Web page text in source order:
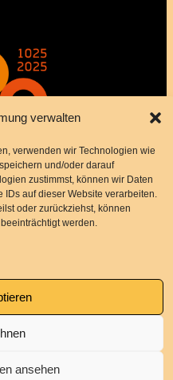
verwalten
verwenden wir Technologien wie
und/oder darauf
zustimmst, können wir Daten
auf dieser Website verarbeiten.
oder zurückziehst, können
werden.
ansehen